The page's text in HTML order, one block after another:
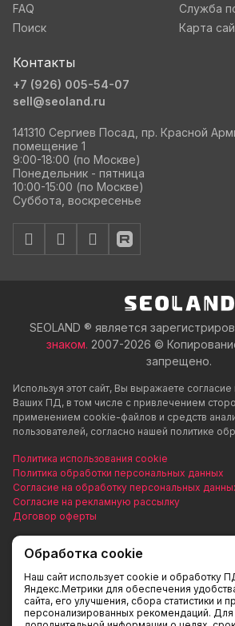
FAQ
Служба
Поиск
Карта
Контакты
+7 (926) 005-54-07
sell@seoland.ru
141310 Сергиев Посад, пр. Красной
помещение 1
9:00-18:00 (по Москве)
Понедельник - пятница
10:00-15:00 (по Москве)
Суббота, воскресенье
SEOLAND ® является
знаком. 2007-2026 ©
запрещено.
Используя этот сайт, Вы выражаете
Ваших ПД, в том числе с привлечением
применением cookie-файлов и средств
пользователей, согласно нашей политике
Политика использования cookie
Политика обработки персональных данных
Согласие на обработку персональных
Согласие на рекламную рассылку
Договор оферты
Наш веб-ресурс предоставляет
является публичной офертой, согласно
Предоставленная информация
ознакомления. Вы соглашаетесь
риск. Пожалуйста, обратите внимание на
и материалов. Для получения точной
Обработка cookie
Наш сайт использует cookie и обработку
Яндекс.Метрики для обеспечения
сайта, его улучшения, сбора статистики и
персонализированных рекомендаций. Для